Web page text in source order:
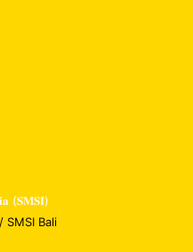
(𝐒𝐌𝐒𝐈)
Bali